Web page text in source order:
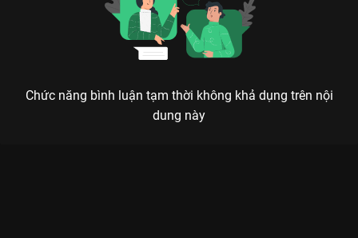
Chức năng bình luận tạm thời không khả dụng trên nội
dung này